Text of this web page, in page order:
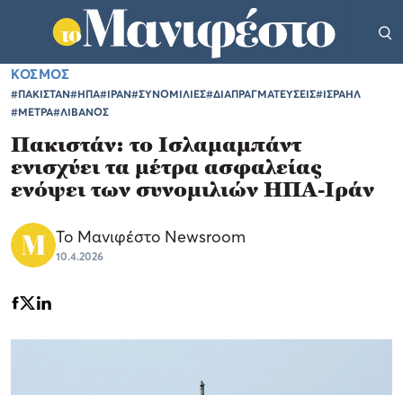
ΚΟΣΜΟΣ
#ΠΑΚΙΣΤΑΝ#ΗΠΑ#ΙΡΑΝ#ΣΥΝΟΜΙΛΙΕΣ#ΔΙΑΠΡΑΓΜΑΤΕΥΣΕΙΣ#ΙΣΡΑΗΛ
#ΜΕΤΡΑ#ΛΙΒΑΝΟΣ
Πακιστάν: το Ισλαμαμπάντ
ενισχύει τα μέτρα ασφαλείας
ενόψει των συνομιλιών ΗΠΑ-Ιράν
Το Μανιφέστο Newsroom
10.4.2026